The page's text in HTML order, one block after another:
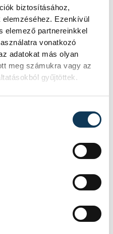
biztosításához,
elemzéséhez. Ezenkívül
elemező partnereinkkel
vonatkozó
adatokat más olyan
meg számukra vagy az
gyűjtöttek.
Mi
Paks?
Zrt. egykori
fel a Paksi
példátlan
éveken át
az